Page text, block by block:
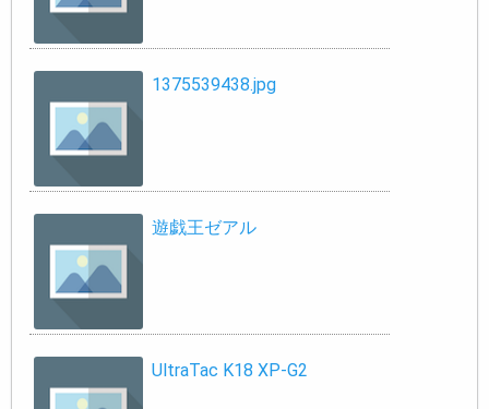
1375539438.jpg
遊戯王ゼアル
UltraTac K18 XP-G2